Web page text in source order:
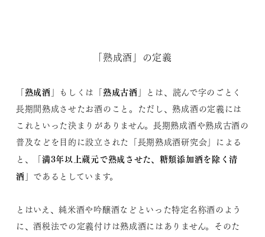
「熟成酒」の定義
「熟成酒 」もしくは「熟成古酒 」とは、読んで字のごとく
長期間熟成させたお酒のこと。ただし、熟成酒の定義には
これといった決まりがありません。長期熟成酒や熟成古酒の
普及などを目的に設立された「長期熟成酒研究会」による
と、「満3年以上蔵元で熟成させた、糖類添加酒を除く清
酒 」であるとしています。
とはいえ、純米酒や吟醸酒などといった特定名称酒のよう
に、酒税法での定義付けは熟成酒にはありません。そのた